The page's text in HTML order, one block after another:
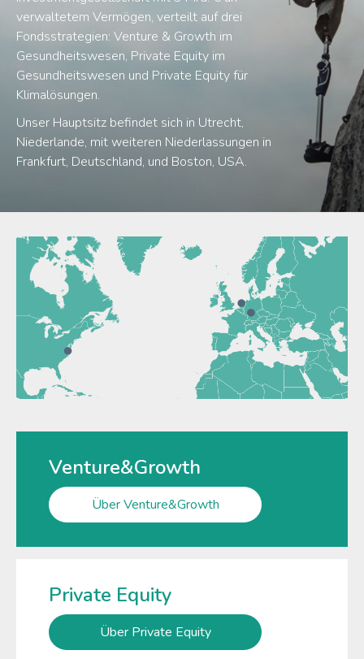
verwaltetem Vermögen, verteilt auf drei
Fondsstrategien: Venture & Growth im
Gesundheitswesen, Private Equity im
Gesundheitswesen und Private Equity für
Klimalösungen.
Unser Hauptsitz befindet sich in Utrecht,
Niederlande, mit weiteren Niederlassungen in
Frankfurt, Deutschland, und Boston, USA.
Venture&Growth
Über Venture&Growth
Private Equity
Über Private Equity